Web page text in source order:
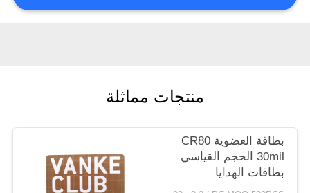
PRIVACY
POLICY
منتجات مماثلة
بطاقة العضوية CR80
30mil الحجم القياسي
بطاقات الهدايا
البلاستيكية CMYK PVC